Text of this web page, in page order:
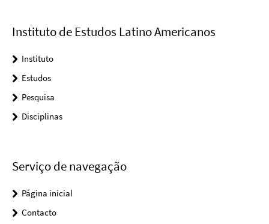
Instituto de Estudos Latino Americanos
Instituto
Estudos
Pesquisa
Disciplinas
Serviço de navegação
Página inicial
Contacto